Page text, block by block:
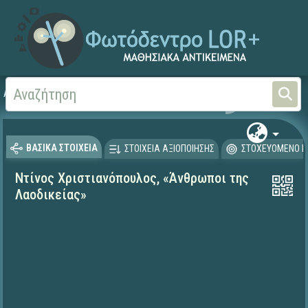
Αρχική Γλώσσα και Λογοτεχνία
ΒΑΣΙΚΑ ΣΤΟΙΧΕΙΑ ΣΤΟΙΧΕΙΑ ΑΞΙΟΠΟΙΗΣΗΣ ΣΤΟΧΕΥΟΜΕΝΟ
Ντίνος Χριστιανόπουλος, «Άνθρωποι της
Λαοδικείας»